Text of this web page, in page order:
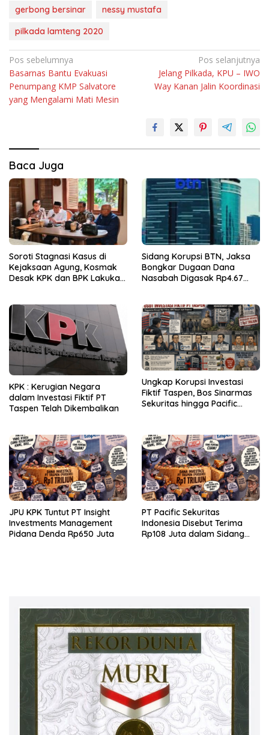
gerbong bersinar
nessy mustafa
pilkada lamteng 2020
Navigasi
pos
Pos sebelumnya
Basarnas Bantu Evakuasi
Penumpang KMP Salvatore
yang Mengalami Mati Mesin
Pos selanjutnya
Jelang Pilkada, KPU – IWO
Way Kanan Jalin Koordinasi
Baca Juga
Soroti Stagnasi Kasus di
Kejaksaan Agung, Kosmak
Desak KPK dan BPK Lakukan
Sidang Korupsi BTN, Jaksa
Bongkar Dugaan Dana
Nasabah Digasak Rp4.67
KPK : Kerugian Negara
dalam Investasi Fiktif PT
Taspen Telah Dikembalikan
Ungkap Korupsi Investasi
Fiktif Taspen, Bos Sinarmas
Sekuritas hingga Pacific
JPU KPK Tuntut PT Insight
Investments Management
Pidana Denda Rp650 Juta
PT Pacific Sekuritas
Indonesia Disebut Terima
Rp108 Juta dalam Sidang